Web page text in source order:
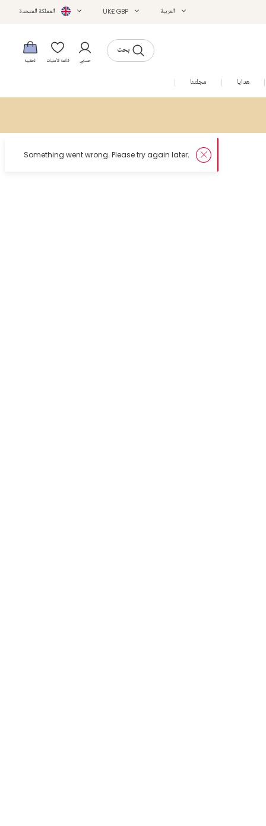
العربية UK£ GBP المملكة المتحدة
بحث
حسابي قائمة الأمنيات الحقيبة
هدايا مجلتنا